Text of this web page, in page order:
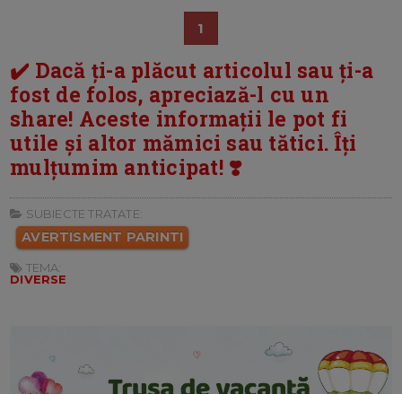
1
✔️ Dacă ți-a plăcut articolul sau ți-a
fost de folos, apreciază-l cu un
share! Aceste informații le pot fi
utile și altor mămici sau tătici. Îți
mulțumim anticipat! ❣️
SUBIECTE TRATATE:
AVERTISMENT PARINTI
TEMA:
DIVERSE